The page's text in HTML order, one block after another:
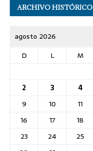
ARCHIVO HISTÓRICO
agosto 2026
D
L M
2
3 4
9
10 11
16
17 18
23
24 25